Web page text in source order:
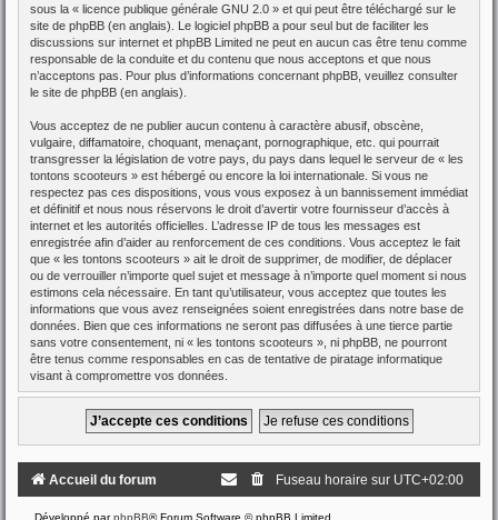
sous la « licence publique générale GNU 2.0 » et qui peut être téléchargé sur le
site de phpBB (en anglais). Le logiciel phpBB a pour seul but de faciliter les
discussions sur internet et phpBB Limited ne peut en aucun cas être tenu comme
responsable de la conduite et du contenu que nous acceptons et que nous
n’acceptons pas. Pour plus d’informations concernant phpBB, veuillez consulter
le site de phpBB (en anglais).
Vous acceptez de ne publier aucun contenu à caractère abusif, obscène,
vulgaire, diffamatoire, choquant, menaçant, pornographique, etc. qui pourrait
transgresser la législation de votre pays, du pays dans lequel le serveur de « les
tontons scooteurs » est hébergé ou encore la loi internationale. Si vous ne
respectez pas ces dispositions, vous vous exposez à un bannissement immédiat
et définitif et nous nous réservons le droit d’avertir votre fournisseur d’accès à
internet et les autorités officielles. L’adresse IP de tous les messages est
enregistrée afin d’aider au renforcement de ces conditions. Vous acceptez le fait
que « les tontons scooteurs » ait le droit de supprimer, de modifier, de déplacer
ou de verrouiller n’importe quel sujet et message à n’importe quel moment si nous
estimons cela nécessaire. En tant qu’utilisateur, vous acceptez que toutes les
informations que vous avez renseignées soient enregistrées dans notre base de
données. Bien que ces informations ne seront pas diffusées à une tierce partie
sans votre consentement, ni « les tontons scooteurs », ni phpBB, ne pourront
être tenus comme responsables en cas de tentative de piratage informatique
visant à compromettre vos données.
Accueil du forum Fuseau horaire sur UTC+02:00
Développé parphpBB® Forum Software © phpBB Limited